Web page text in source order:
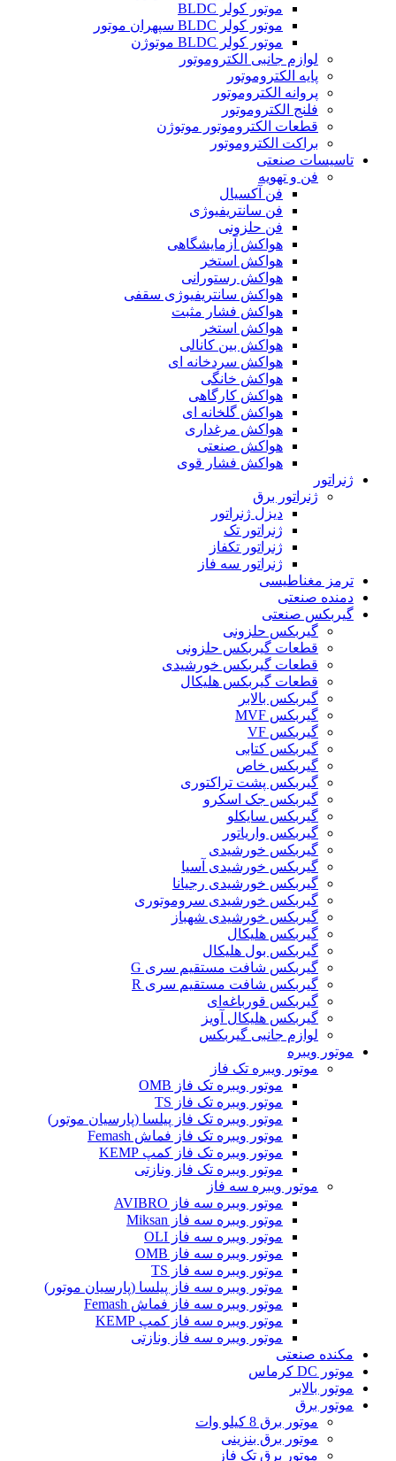
موتور کولر BLDC
موتور کولر BLDC سپهران موتور
موتور کولر BLDC موتوژن
لوازم جانبی الکتروموتور
پایه الکتروموتور
پروانه الکتروموتور
فلنج الکتروموتور
قطعات الکتروموتور موتوژن
براکت الکتروموتور
تاسیسات صنعتی
فن و تهویه
فن آکسیال
فن سانتریفیوژی
فن حلزونی
هواکش آزمایشگاهی
هواکش استخر
هواکش رستورانی
هواکش سانتریفیوژی سقفی
هواکش فشار مثبت
هواکش استخر
هواکش بین کانالی
هواکش سردخانه ای
هواکش خانگی
هواکش کارگاهی
هواکش گلخانه ای
هواکش مرغداری
هواکش صنعتی
هواکش فشار قوی
ژنراتور
ژنراتور برق
دیزل ژنراتور
ژنراتور تک
ژنراتور تکفاز
ژنراتور سه فاز
ترمز مغناطیسی
دمنده صنعتی
گیربکس صنعتی
گیربکس حلزونی
قطعات گيربکس حلزونی
قطعات گيربکس خورشيدی
قطعات گیربکس هلیکال
گيربکس بالابر
گیربکس MVF
گیربکس VF
گیربکس کتابی
گیربکس خاص
گیربکس پشت تراکتوری
گیربکس جک اسکرو
گیربکس سایکلو
گیربکس واریاتور
گیربکس خورشیدی
گیربکس خورشیدی آسیا
گیربکس خورشیدی رجیانا
گیربکس خورشیدی سروموتوری
گیربکس خورشیدی شهباز
گیربکس هلیکال
گیربکس بول هلیکال
گیربکس شافت مستقیم سری G
گیربکس شافت مستقیم سری R
گیربکس قورباغه‌ای
گیربکس هلیکال آویز
لوازم جانبی گیربکس
موتور ویبره
موتور ویبره تک فاز
موتور ویبره تک فاز OMB
موتور ویبره تک فاز TS
موتور ویبره تک فاز پیلسا (پارسیان موتور)
موتور ویبره تک فاز فماش Femash
موتور ویبره تک فاز کمپ KEMP
موتور ویبره تک فاز ونازتی
موتور ویبره سه فاز
موتور ویبره سه فاز AVIBRO
موتور ویبره سه فاز Miksan
موتور ویبره سه فاز OLI
موتور ویبره سه فاز OMB
موتور ویبره سه فاز TS
موتور ویبره سه فاز پیلسا (پارسیان موتور)
موتور ویبره سه فاز فماش Femash
موتور ویبره سه فاز کمپ KEMP
موتور ویبره سه فاز ونازتی
مکنده صنعتی
موتور DC کرماس
موتور بالابر
موتور برق
موتور برق 8 کیلو وات
موتور برق بنزینی
موتور برق تک فاز